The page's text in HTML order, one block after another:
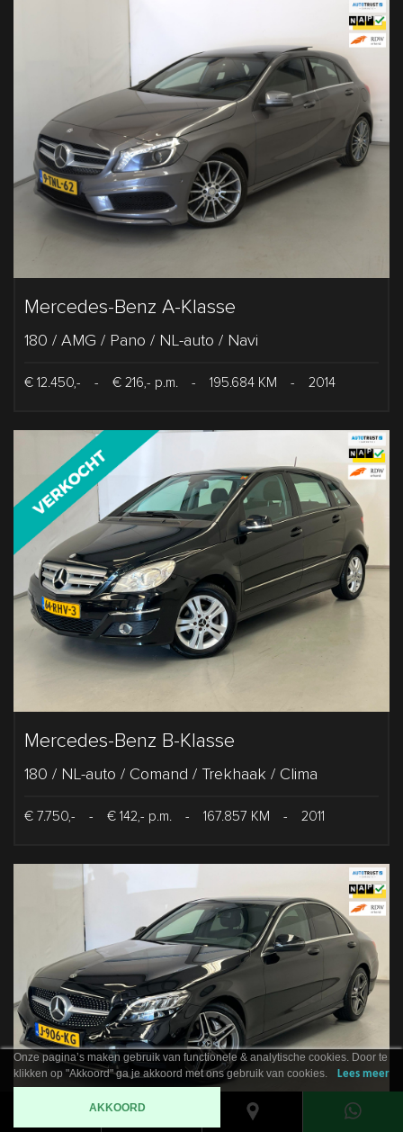
Mercedes-Benz A-Klasse
180 / AMG / Pano / NL-auto / Navi
€ 12.450,- - € 216,- p.m. - 195.684 KM - 2014
Mercedes-Benz B-Klasse
180 / NL-auto / Comand / Trekhaak / Clima
€ 7.750,- - € 142,- p.m. - 167.857 KM - 2011
Onze pagina’s maken gebruik van functionele & analytische cookies. Door te
klikken op "Akkoord" ga je akkoord met ons gebruik van cookies.
Lees meer
AKKOORD